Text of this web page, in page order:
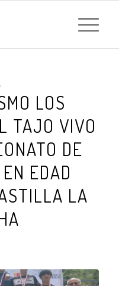
LOS
TAJO VIVO
DE
EDAD
LA